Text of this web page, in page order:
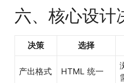
六、核心设计
决策 选择
产出格式 HTML 统一